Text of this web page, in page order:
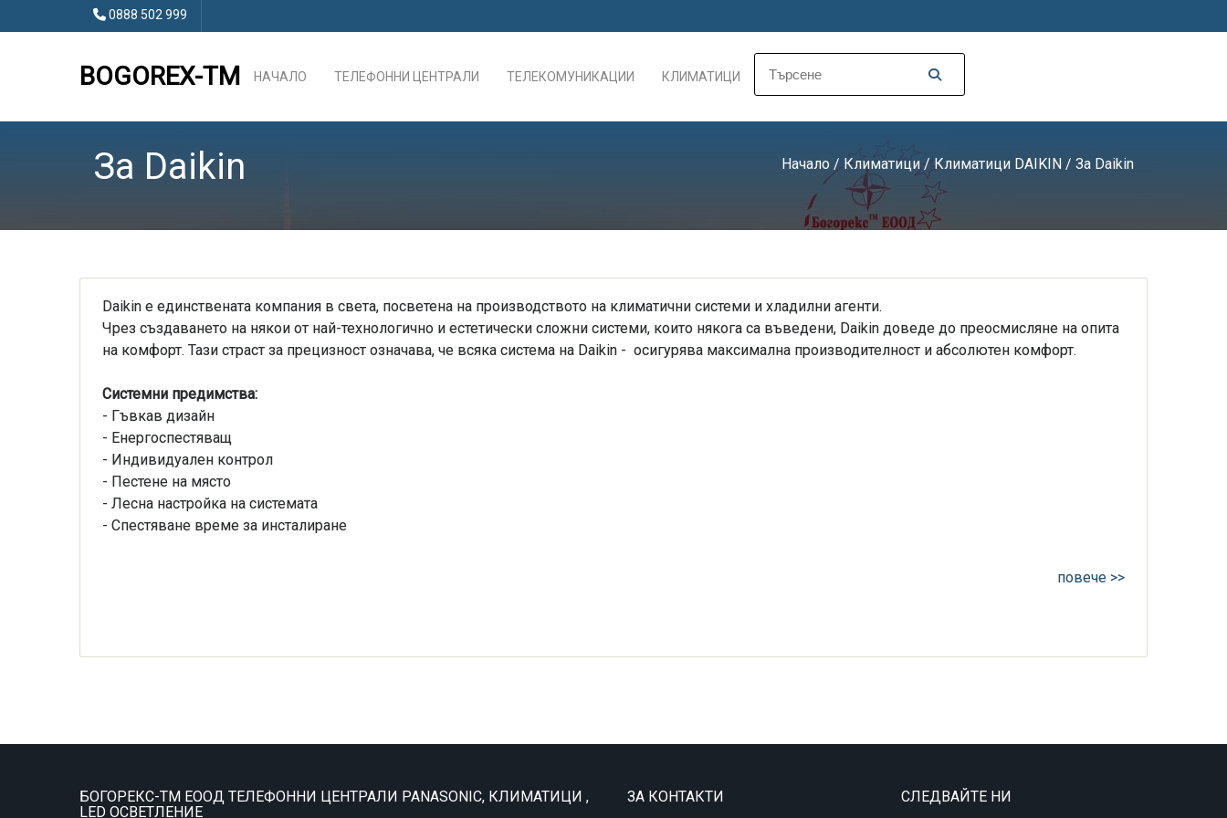
0888 502 999
BOGOREX-TM НАЧАЛО ТЕЛЕФОННИ ЦЕНТРАЛИ ТЕЛЕКОМУНИКАЦИИ КЛИМАТИЦИ
За Daikin Начало / Климатици / Климатици DAIKIN / За Daikin
Daikin е единствената компания в света, посветена на производството на климатични системи и хладилни агенти.
Чрез създаването на някои от най-технологично и естетически сложни системи, които някога са въведени, Daikin доведе до преосмисляне на опита
на комфорт. Тази страст за прецизност означава, че всяка система на Daikin - осигурява максимална производителност и абсолютен комфорт.
Системни предимства:
- Гъвкав дизайн
- Енергоспестяващ
- Индивидуален контрол
- Пестене на място
- Лесна настройка на системата
- Спестяване време за инсталиране
повече >>
БОГОРЕКС-ТМ ЕООД ТЕЛЕФОННИ ЦЕНТРАЛИ PANASONIC, КЛИМАТИЦИ ,
LED ОСВЕТЛЕНИЕ
ЗА КОНТАКТИ СЛЕДВАЙТЕ НИ